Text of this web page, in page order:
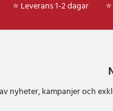
⭐ Leverans 1-2 dagar
nyheter, kampanjer och